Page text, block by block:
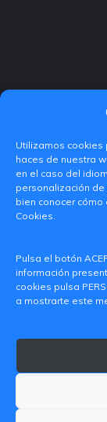
Utilizamos cookies
haces de nuestra
en el caso del
personalización
bien conocer cómo
Cookies.
Pulsa el botón
información
cookies pulsa
a mostrarte este